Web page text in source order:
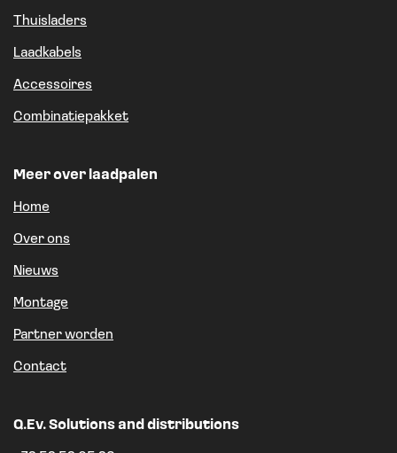
Thuisladers
Laadkabels
Accessoires
Combinatiepakket
Meer over laadpalen
Home
Over ons
Nieuws
Montage
Partner worden
Contact
Q.Ev. Solutions and distributions